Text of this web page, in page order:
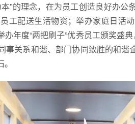
”的理念，在为员工创造良好办
工配送生活物资；举办家庭日活
办年度“两把刷子”优秀员工颁奖
事关系和谐、部门协同致胜的和